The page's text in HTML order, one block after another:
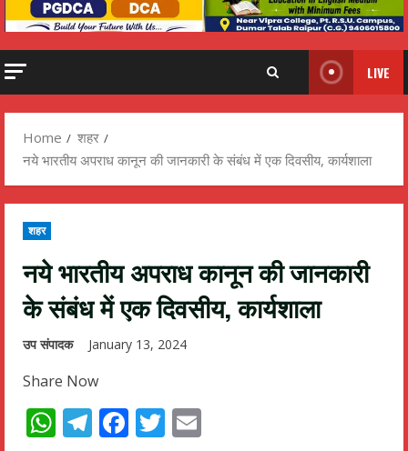
LIVE
Home
शहर
नये भारतीय अपराध कानून की जानकारी के संबंध में एक दिवसीय, कार्यशाला
शहर
नये भारतीय अपराध कानून की जानकारी
के संबंध में एक दिवसीय, कार्यशाला
उप संपादक January 13, 2024
Share Now
WhatsApp
Telegram
Facebook
Twitter